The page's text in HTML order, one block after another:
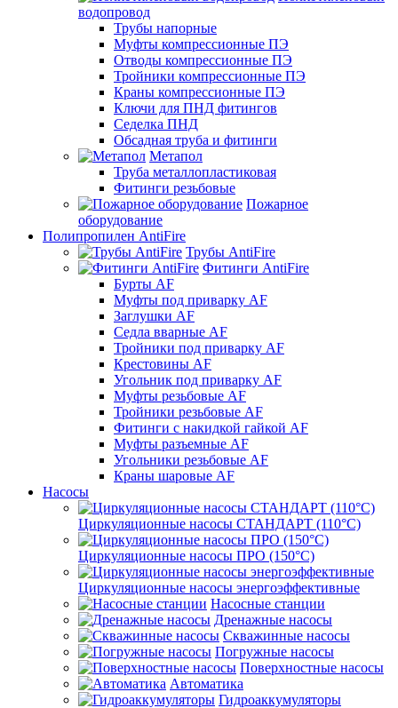
водопровод
Трубы напорные
Муфты компрессионные ПЭ
Отводы компрессионные ПЭ
Тройники компрессионные ПЭ
Краны компрессионные ПЭ
Ключи для ПНД фитингов
Седелка ПНД
Обсадная труба и фитинги
Метапол
Труба металлопластиковая
Фитинги резьбовые
Пожарное
оборудование
Полипропилен AntiFire
Трубы AntiFire
Фитинги AntiFire
Бурты AF
Муфты под приварку AF
Заглушки AF
Седла вварные AF
Тройники под приварку AF
Крестовины AF
Угольник под приварку AF
Муфты резьбовые AF
Тройники резьбовые AF
Фитинги с накидкой гайкой AF
Муфты разъемные AF
Угольники резьбовые AF
Краны шаровые AF
Насосы
Циркуляционные насосы СТАНДАРТ (110°C)
Циркуляционные насосы ПРО (150°C)
Циркуляционные насосы энергоэффективные
Насосные станции
Дренажные насосы
Скважинные насосы
Погружные насосы
Поверхностные насосы
Автоматика
Гидроаккумуляторы